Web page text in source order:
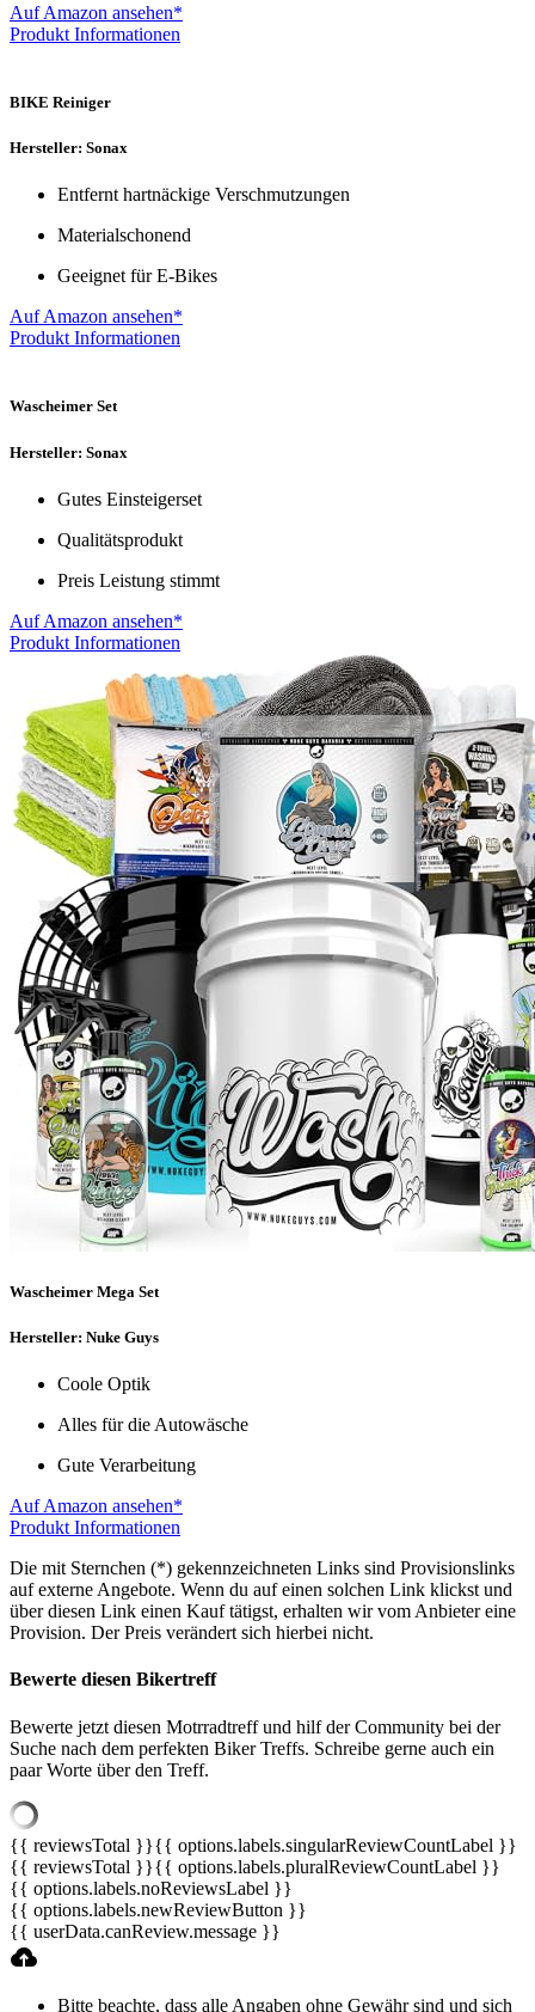
Auf Amazon ansehen*
Produkt Informationen
BIKE Reiniger
Hersteller: Sonax
Entfernt hartnäckige Verschmutzungen
Materialschonend
Geeignet für E-Bikes
Auf Amazon ansehen*
Produkt Informationen
Wascheimer Set
Hersteller: Sonax
Gutes Einsteigerset
Qualitätsprodukt
Preis Leistung stimmt
Auf Amazon ansehen*
Produkt Informationen
Wascheimer Mega Set
Hersteller: Nuke Guys
Coole Optik
Alles für die Autowäsche
Gute Verarbeitung
Auf Amazon ansehen*
Produkt Informationen
Die mit Sternchen (*) gekennzeichneten Links sind Provisionslinks
auf externe Angebote. Wenn du auf einen solchen Link klickst und
über diesen Link einen Kauf tätigst, erhalten wir vom Anbieter eine
Provision. Der Preis verändert sich hierbei nicht.
Bewerte diesen Bikertreff
Bewerte jetzt diesen Motrradtreff und hilf der Community bei der
Suche nach dem perfekten Biker Treffs. Schreibe gerne auch ein
paar Worte über den Treff.
{{ reviewsTotal }}{{ options.labels.singularReviewCountLabel }}
{{ reviewsTotal }}{{ options.labels.pluralReviewCountLabel }}
{{ options.labels.noReviewsLabel }}
{{ options.labels.newReviewButton }}
{{ userData.canReview.message }}
Bitte beachte, dass alle Angaben ohne Gewähr sind und sich